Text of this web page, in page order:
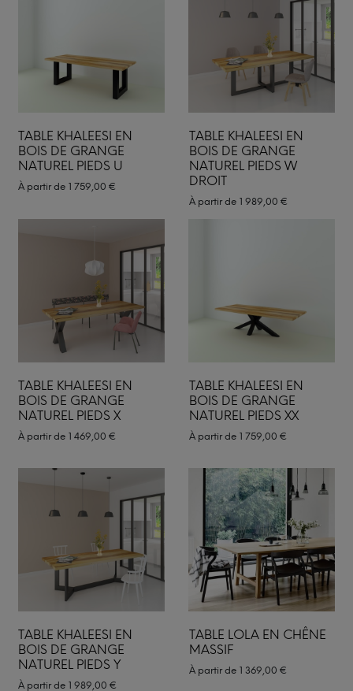
TABLE KHALEESI EN
BOIS DE GRANGE
NATUREL PIEDS U
À partir de 1 759,00 €
TABLE KHALEESI EN
BOIS DE GRANGE
NATUREL PIEDS W
DROIT
À partir de 1 989,00 €
TABLE KHALEESI EN
BOIS DE GRANGE
NATUREL PIEDS X
À partir de 1 469,00 €
TABLE KHALEESI EN
BOIS DE GRANGE
NATUREL PIEDS XX
À partir de 1 759,00 €
TABLE KHALEESI EN
BOIS DE GRANGE
NATUREL PIEDS Y
À partir de 1 989,00 €
TABLE LOLA EN CHÊNE
MASSIF
À partir de 1 369,00 €